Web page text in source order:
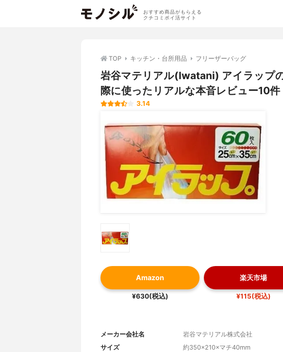
おすすめ商品がもらえる
クチコミポイ活サイト
TOP キッチン・台所用品 フリーザーバッグ
岩谷マテリアル(Iwatani) アイラップ
際に使ったリアルな本音レビュー10件
3.14
Amazon
¥630(税込)
楽天市場
¥115(税込)
メーカー会社名
岩谷マテリアル株式会社
サイズ
約350×210×マチ40mm